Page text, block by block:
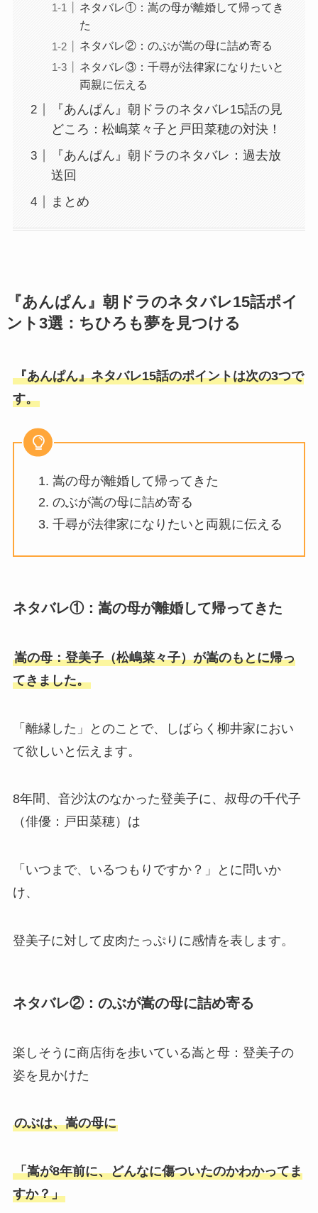
ネタバレ①：嵩の母が離婚して帰ってき
た
ネタバレ②：のぶが嵩の母に詰め寄る
ネタバレ③：千尋が法律家になりたいと
両親に伝える
『あんぱん』朝ドラのネタバレ15話の見
どころ：松嶋菜々子と戸田菜穂の対決！
『あんぱん』朝ドラのネタバレ：過去放
送回
まとめ
『あんぱん』朝ドラのネタバレ15話ポイ
ント3選：ちひろも夢を見つける
『あんぱん』ネタバレ15話のポイントは次の3つで
す。
嵩の母が離婚して帰ってきた
のぶが嵩の母に詰め寄る
千尋が法律家になりたいと両親に伝える
ネタバレ①：嵩の母が離婚して帰ってきた
嵩の母：登美子（松嶋菜々子）が嵩のもとに帰っ
てきました。
「離縁した」とのことで、しばらく柳井家におい
て欲しいと伝えます。
8年間、音沙汰のなかった登美子に、叔母の千代子
（俳優：戸田菜穂）は
「いつまで、いるつもりですか？」とに問いか
け、
登美子に対して皮肉たっぷりに感情を表します。
ネタバレ②：のぶが嵩の母に詰め寄る
楽しそうに商店街を歩いている嵩と母：登美子の
姿を見かけた
のぶは、嵩の母に
「嵩が8年前に、どんなに傷ついたのかわかってま
すか？」